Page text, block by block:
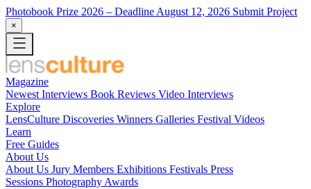
Photobook Prize 2026 – Deadline August 12, 2026 Submit Project
×
Magazine
Newest Interviews Book Reviews Video Interviews
Explore
LensCulture Discoveries Winners Galleries Festival Videos
Learn
Free Guides
About Us
About Us Jury Members Exhibitions Festivals Press
Sessions Photography Awards